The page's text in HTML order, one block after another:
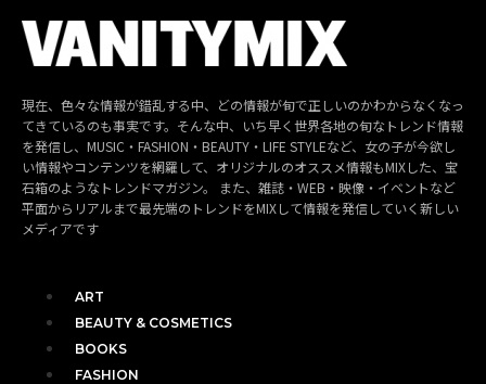
現在、色々な情報が錯乱する中、どの情報が旬で正しいのかわからなくなっ
てきているのも事実です。そんな中、いち早く世界各地の旬なトレンド情報
を発信し、MUSIC・FASHION・BEAUTY・LIFE STYLEなど、女の子が今欲し
い情報やコンテンツを網羅して、オリジナルのオススメ情報もMIXした、宝
石箱のようなトレンドマガジン。 また、雑誌・WEB・映像・イベントなど
平面からリアルまで最先端のトレンドをMIXして情報を発信していく新しい
メディアです
ART
BEAUTY & COSMETICS
BOOKS
FASHION